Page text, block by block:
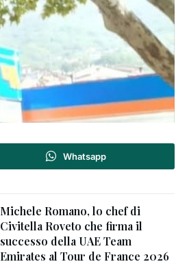
Whatsapp
Michele Romano, lo chef di
Civitella Roveto che firma il
successo della UAE Team
Emirates al Tour de France 2026